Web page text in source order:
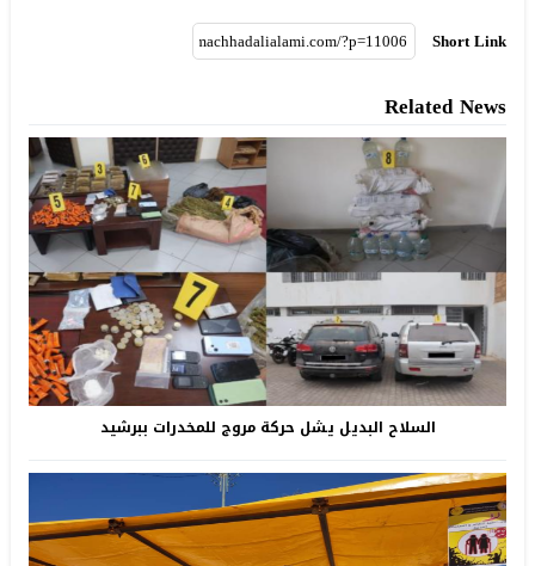
Short Link
Related News
السلاح البديل يشل حركة مروج للمخدرات ببرشيد